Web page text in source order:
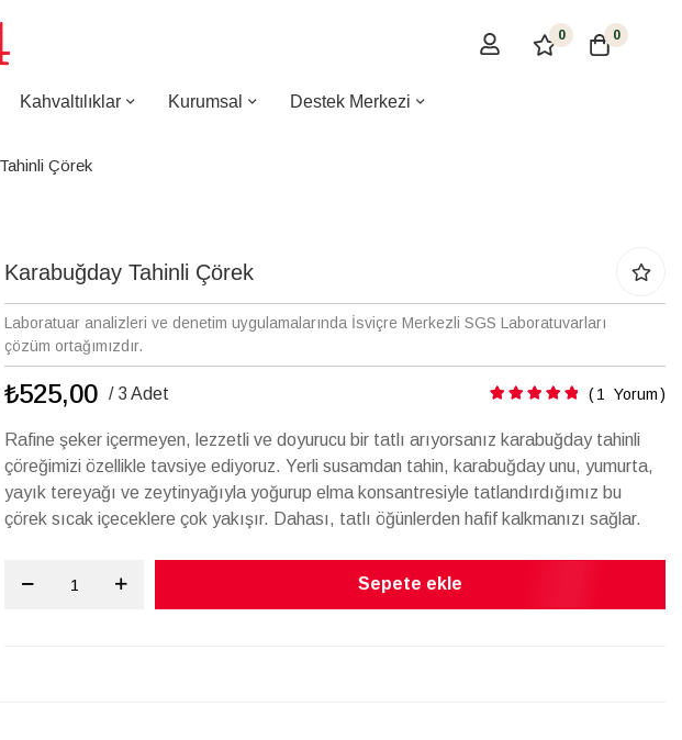
0 0
Kahvaltılıklar Kurumsal Destek Merkezi
Çörek
Karabuğday Tahinli Çörek
Laboratuar analizleri ve denetim uygulamalarında İsviçre Merkezli SGS Laboratuvarları
çözüm ortağımızdır.
₺525,00 / 3 Adet Puanlama: 1 Yorum
Rafine şeker içermeyen, lezzetli ve doyurucu bir tatlı arıyorsanız karabuğday tahinli
çöreğimizi özellikle tavsiye ediyoruz. Yerli susamdan tahin, karabuğday unu, yumurta,
yayık tereyağı ve zeytinyağıyla yoğurup elma konsantresiyle tatlandırdığımız bu
çörek sıcak içeceklere çok yakışır. Dahası, tatlı öğünlerden hafif kalkmanızı sağlar.
Sepete ekle